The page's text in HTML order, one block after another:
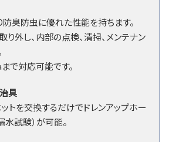
臭防虫に優れた性能を持ちます。
外し、内部の点検、清掃、メンテナン
で対応可能です。
具
ットを交換するだけでドレンアップホー
水試験）が可能。